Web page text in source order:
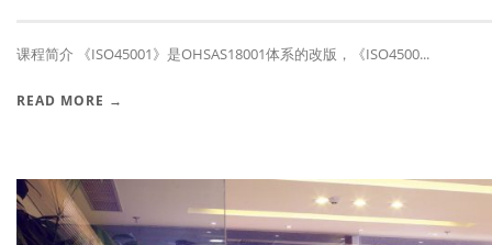
课程简介 《ISO45001》是OHSAS18001体系的改版，《ISO4500...
READ MORE →